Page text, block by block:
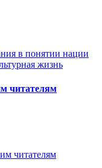
жизнь
читателям